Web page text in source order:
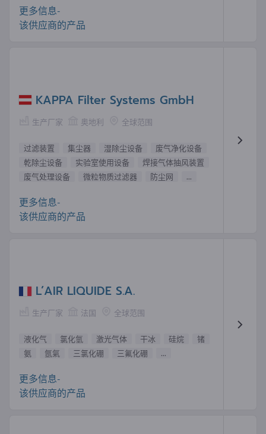
更多信息-
该供应商的产品
KAPPA Filter Systems GmbH
生产厂家 奥地利 全球范围
过滤装置 集尘器 湿除尘设备
废气净化设备
乾除尘设备
实验室使用设备
焊接气体抽风装置
废气处理设备
微粒物质过滤器 防尘网 ...
更多信息-
该供应商的产品
L’AIR LIQUIDE S.A.
生产厂家 法国 全球范围
液化气 氯化氫 激光气体 干冰 硅烷
锗
氨
氬氣 三氯化硼 三氟化硼 ...
更多信息-
该供应商的产品